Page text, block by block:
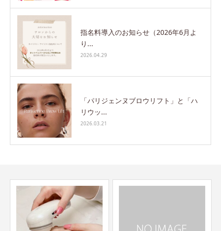
指名料導入のお知らせ（2026年6月よ
り...
2026.04.29
「パリジェンヌブロウリフト」と「ハ
リウッ...
2026.03.21